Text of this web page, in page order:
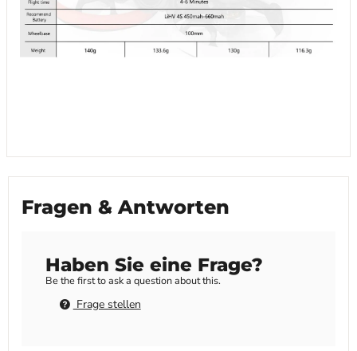
Fragen & Antworten
Haben Sie eine Frage?
Be the first to ask a question about this.
Frage stellen